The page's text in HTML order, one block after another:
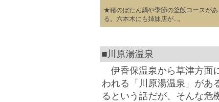
★猪のぼたん鍋や季節の釜飯コースがあ
る。六本木にも姉妹店が...。
■川原湯温泉
伊香保温泉から草津方面
われる「川原湯温泉」があ
るという話だが、そんな危